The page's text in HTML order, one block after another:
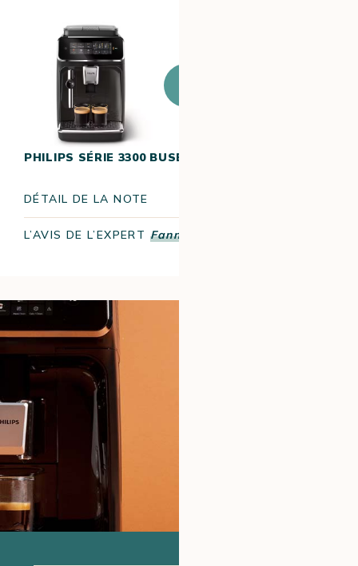
PHILIPS SÉRIE 3300 BUSE VAPEUR
DÉTAIL DE LA NOTE
L’AVIS DE L’EXPERT Fanny